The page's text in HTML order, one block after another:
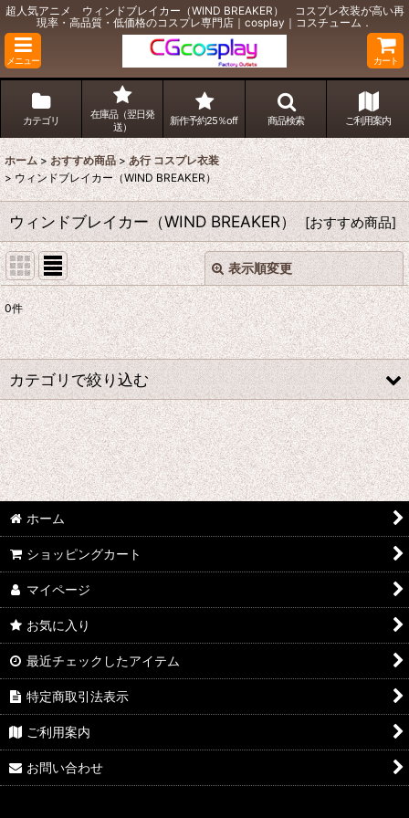
超人気アニメ ウィンドブレイカー（WIND BREAKER） コスプレ衣装が高い再
現率・高品質・低価格のコスプレ専門店｜cosplay｜コスチューム．
メニュー カート
カテゴリ
在庫品（翌日発
送）
新作予約25％off 商品検索 ご利用案内
ホーム > おすすめ商品 > あ行 コスプレ衣装
> ウィンドブレイカー（WIND BREAKER）
ウィンドブレイカー（WIND BREAKER） [おすすめ商品]
表示順変更
表示数:
並び順:
絞り込む
閉じる
0件
カテゴリで絞り込む
あ行 コスプレ衣装 (全商品)
ウマ娘プリティーダービー
IdentityV
アズールレーン
王様ランキング
イケメン戦国 時をかける恋
イケメン革命 アリスと恋の魔法
A3!(エースリー)
ホーム
ショッピングカート
マイページ
お気に入り
最近チェックしたアイテム
特定商取引法表示
ご利用案内
お問い合わせ